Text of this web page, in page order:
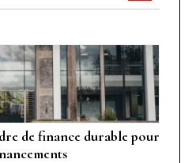
de finance durable pour